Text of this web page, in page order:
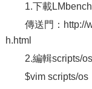
1.下載
傳送門：http://
h.html
2.編輯scripts/
$vim scripts/os